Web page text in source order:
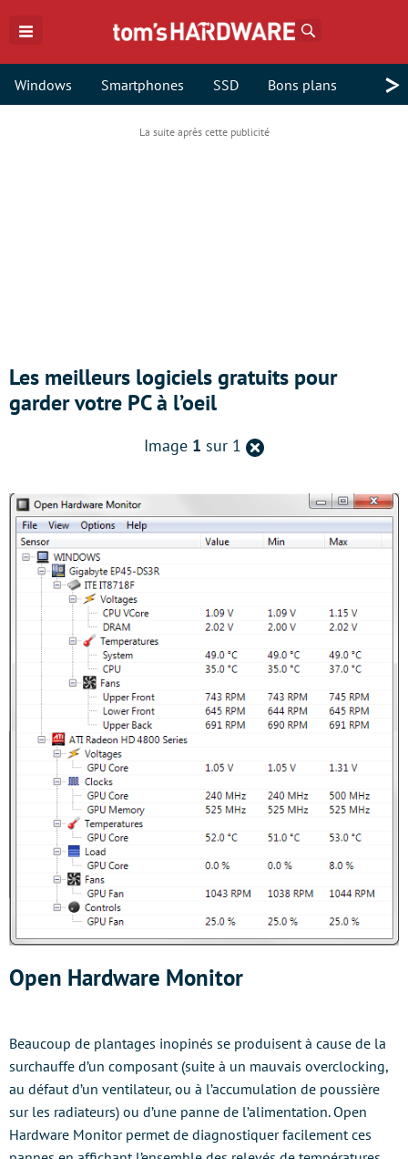
Windows Smartphones SSD Bons plans >
Les meilleurs logiciels gratuits pour
garder votre PC à l’oeil
Image 1 sur 1 Retour
la
page
précédente
Open Hardware Monitor
Beaucoup de plantages inopinés se produisent à cause de la
surchauffe d’un composant (suite à un mauvais overclocking,
au défaut d’un ventilateur, ou à l’accumulation de poussière
sur les radiateurs) ou d’une panne de l’alimentation. Open
Hardware Monitor permet de diagnostiquer facilement ces